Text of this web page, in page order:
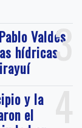
3
Valdés
hídricas
4
y la
el